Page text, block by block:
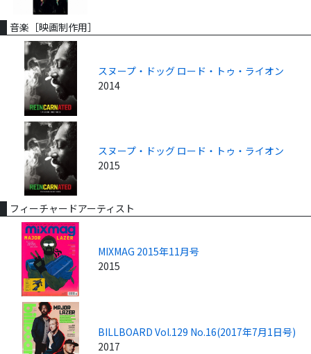
音楽［映画制作用］
スヌープ・ドッグ ロード・トゥ・ライオン
2014
スヌープ・ドッグ ロード・トゥ・ライオン
2015
フィーチャードアーティスト
MIXMAG 2015年11月号
2015
BILLBOARD Vol.129 No.16(2017年7月1日号)
2017